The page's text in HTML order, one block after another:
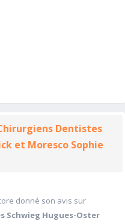
Dentistes
et Moresco Sophie
donné son avis sur
Schwieg Hugues-Oster